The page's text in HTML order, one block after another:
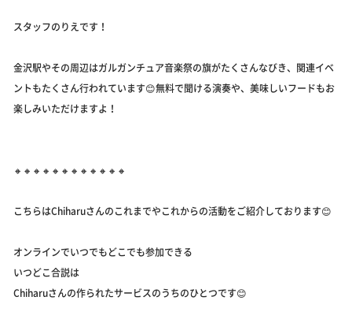
スタッフのりえです！
金沢駅やその周辺はガルガンチュア音楽祭の旗がたくさんなびき、関連イベ
ントもたくさん行われています😊無料で聞ける演奏や、美味しいフードもお
楽しみいただけますよ！
🔸🔸🔸🔸🔸🔸🔸🔸🔸🔸🔸🔸
こちらはChiharuさんのこれまでやこれからの活動をご紹介しております😊
オンラインでいつでもどこでも参加できる
いつどこ合説は
Chiharuさんの作られたサービスのうちのひとつです😊